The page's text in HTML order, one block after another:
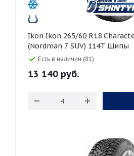
Ikon Ikon 265/60 R18 Character Ice 7 SUV
(Nordman 7 SUV) 114T Шипы
Есть в наличии (81)
13 140 руб.